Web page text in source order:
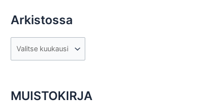
Arkistossa
r
s
MUISTOKIRJA